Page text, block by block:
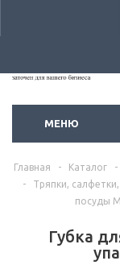
МЕНЮ
Главная - Каталог -
-
Тряпки, салфетки,
посуды
Губка